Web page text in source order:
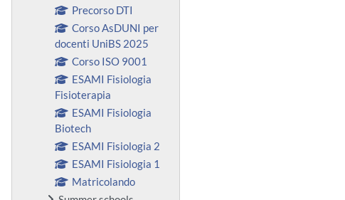
Precorso DTI
Corso AsDUNI per
docenti UniBS 2025
Corso ISO 9001
ESAMI Fisiologia
Fisioterapia
ESAMI Fisiologia
Biotech
ESAMI Fisiologia 2
ESAMI Fisiologia 1
Matricolando